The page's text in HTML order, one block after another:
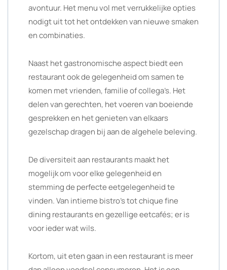
avontuur. Het menu vol met verrukkelijke opties
nodigt uit tot het ontdekken van nieuwe smaken
en combinaties.
Naast het gastronomische aspect biedt een
restaurant ook de gelegenheid om samen te
komen met vrienden, familie of collega’s. Het
delen van gerechten, het voeren van boeiende
gesprekken en het genieten van elkaars
gezelschap dragen bij aan de algehele beleving.
De diversiteit aan restaurants maakt het
mogelijk om voor elke gelegenheid en
stemming de perfecte eetgelegenheid te
vinden. Van intieme bistro’s tot chique fine
dining restaurants en gezellige eetcafés; er is
voor ieder wat wils.
Kortom, uit eten gaan in een restaurant is meer